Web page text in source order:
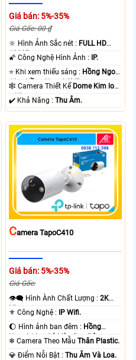
Giá bán: 5%-35%
Giá Gốc: 00 ₫
🔆 Hình Ảnh Sắc nét : FULL HD
1080P .
🌠 Công Nghệ Hình Ảnh : IP.
⭐ Khi xem thiếu sáng : Hồng Ngoại
10m Hồng Ngoại SMD.
🕸️ Camera Thiết Kế Dome Kim loại
+ Nhựa.
️✔️ Khả Năng :Thu Âm.
CAmera TapoC410
Giá bán: 5%-35%
Giá Gốc:
👁️‍🗨 Hình Ành Chất Lượng :2K
Lite .
⚜️ Công Nghệ : IP Wifi.
🌔 Hình ảnh ban đêm : Hồng
Ngoại 10m Có Màu Ban Ðêm.
❄ Camera Theo MẫuThân Plastic.
️💎 Điểm Nỗi Bật :Thu Âm Và Loa.